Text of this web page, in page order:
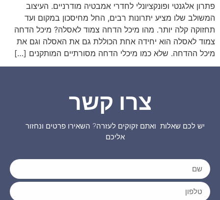
פתרון אלגנטי ופונקציונלי לחדרי אמבטיה מודרניים. העיצוב
המשולב שלו מציע יתרונות רבים, החל מחיסכון במקום ועד
תחזוקה קלה יותר. מהו מיכל הדחה צמוד לאסלה? מיכל הדחה
צמוד לאסלה הוא יחידה אחת הכוללת גם את האסלה וגם את
מיכל ההדחה. שלא כמו מיכלי הדחה מסורתיים המותקנים […]
צרו קשר
יש לכם שאלות ואתם זקוקים לעזרה? השאירו פרטים ונחזור
אליכם